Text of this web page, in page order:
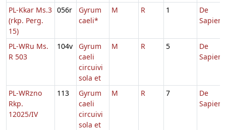
PL-Kkar Ms.3
(rkp. Perg.
15)
056r
Gyrum
caeli*
M R 1
De
PL-WRu Ms.
R 503
104v
Gyrum
caeli
circuivi
sola et
M R 5
De
PL-WRzno
Rkp.
12025/IV
113
Gyrum
caeli
circuivi
sola et
M R 7
De